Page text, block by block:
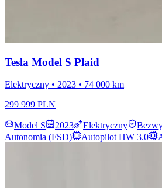
Tesla Model S Plaid
Elektryczny • 2023 • 74 000 km
299 999 PLN
Model S 2023 Elektryczny
Autonomia (FSD)
Autopilot HW 3.0